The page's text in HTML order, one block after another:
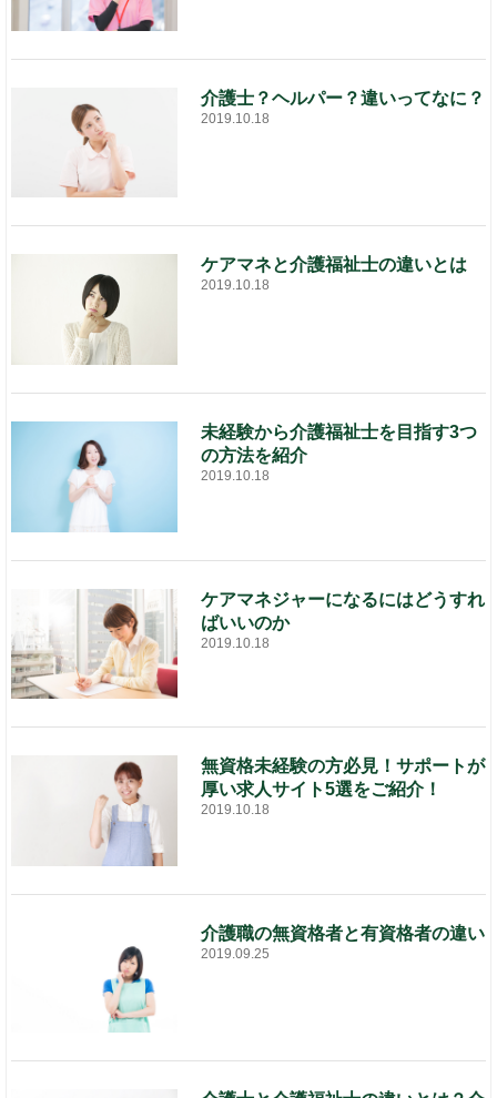
介護士？ヘルパー？違いってなに？
2019.10.18
ケアマネと介護福祉士の違いとは
2019.10.18
未経験から介護福祉士を目指す3つ
の方法を紹介
2019.10.18
ケアマネジャーになるにはどうすれ
ばいいのか
2019.10.18
無資格未経験の方必見！サポートが
厚い求人サイト5選をご紹介！
2019.10.18
介護職の無資格者と有資格者の違い
2019.09.25